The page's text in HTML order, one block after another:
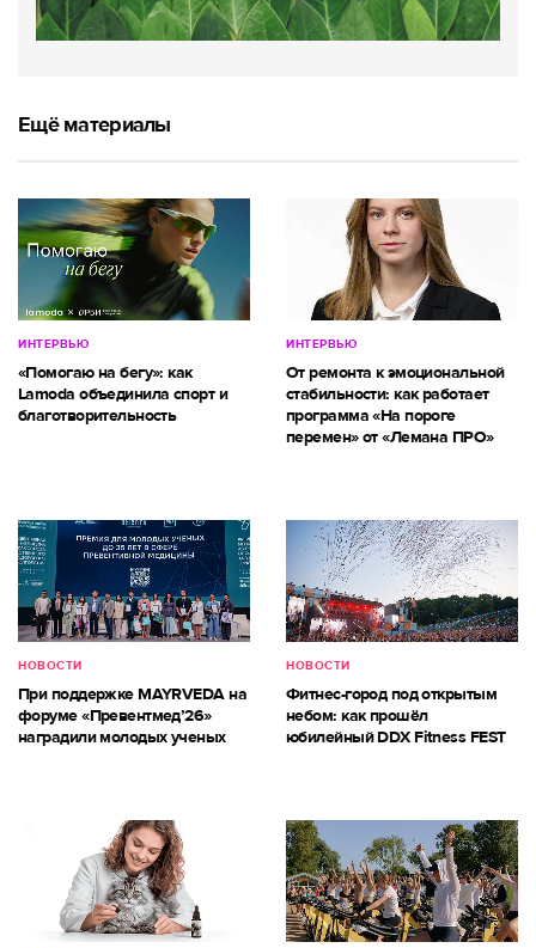
Ещё материалы
ИНТЕРВЬЮ
«Помогаю на бегу»: как
Lamoda объединила спорт и
благотворительность
ИНТЕРВЬЮ
От ремонта к эмоциональной
стабильности: как работает
программа «На пороге
перемен» от «Лемана ПРО»
НОВОСТИ
При поддержке MAYRVEDA на
форуме «Превентмед’26»
наградили молодых ученых
НОВОСТИ
Фитнес-город под открытым
небом: как прошёл
юбилейный DDX Fitness FEST